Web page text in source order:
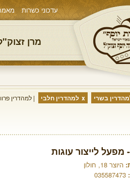
עדכוני כשרות
מרן
בשרי למהדרין חלבי למהדרין
מפעל לייצור עוגות
היוצר 18, חולון
035587473